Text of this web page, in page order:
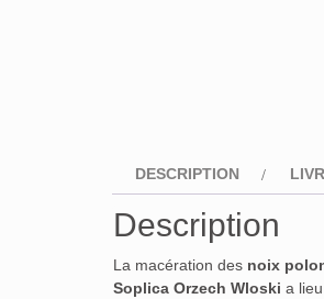
DESCRIPTION
Description
La macération des noix
Soplica Orzech Wloski a